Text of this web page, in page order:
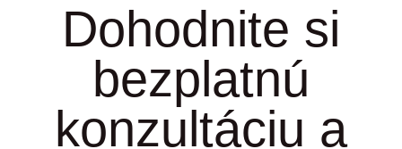
Dohodnite si
bezplatnú
konzultáciu a